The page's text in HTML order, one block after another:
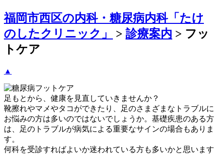
福岡市西区の内科・糖尿病内科「たけ
のしたクリニック」
> 診療案内 > フッ
トケア
▲
足もとから、健康を見直していきませんか？
靴擦れやマメやタコができたり、足のさまざまなトラブルに
お悩みの方は多いのではないでしょうか。基礎疾患のある方
は、足のトラブルが病気による重要なサインの場合もありま
す。
何科を受診すればよいか迷われている方も多いかと思います